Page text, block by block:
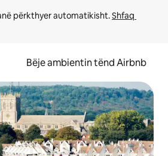
përkthyer automatikisht. Shfaq
Bëje ambientin tënd Airbnb